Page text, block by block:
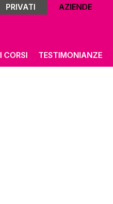
PRIVATI AZIENDE
CORSI TESTIMONIANZE